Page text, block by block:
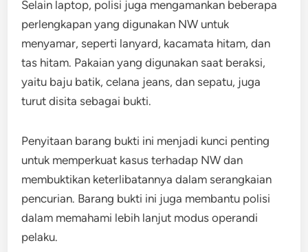
Selain laptop, polisi juga mengamankan beberapa
perlengkapan yang digunakan NW untuk
menyamar, seperti lanyard, kacamata hitam, dan
tas hitam. Pakaian yang digunakan saat beraksi,
yaitu baju batik, celana jeans, dan sepatu, juga
turut disita sebagai bukti.
Penyitaan barang bukti ini menjadi kunci penting
untuk memperkuat kasus terhadap NW dan
membuktikan keterlibatannya dalam serangkaian
pencurian. Barang bukti ini juga membantu polisi
dalam memahami lebih lanjut modus operandi
pelaku.